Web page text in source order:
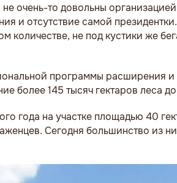
очень-то довольны
и отсутствие самой
не под кустики же
программы расширения и
более 145 тысяч гектаров леса
года на участке площадью 40
Сегодня большинство из